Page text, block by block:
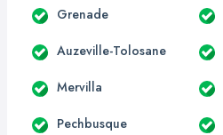
Grenade
Auzeville-Tolosane
Mervilla
Pechbusque